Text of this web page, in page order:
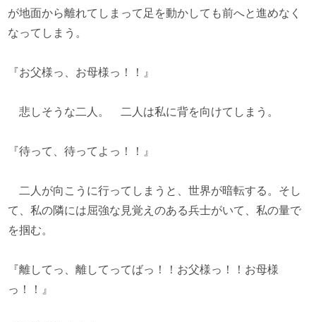
が地面から離れてしまって足を動かしても前へと進めなく
なってしまう。
『お父様っ、お母様っ！！』
悲しそうな二人。 二人は私に背を向けてしまう。
『待って、待ってよっ！！』
二人が向こうに行ってしまうと、世界が暗転する。そし
て、私の隣には屈強な見覚えのある兵士がいて、私の量で
を掴む。
『離してっ、離してってばっ！！お父様っ！！お母様
っ！！』